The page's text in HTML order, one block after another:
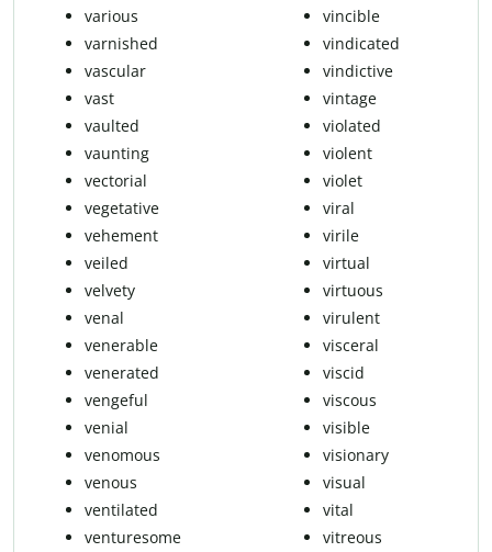
various
varnished
vascular
vast
vaulted
vaunting
vectorial
vegetative
vehement
veiled
velvety
venal
venerable
venerated
vengeful
venial
venomous
venous
ventilated
venturesome
vincible
vindicated
vindictive
vintage
violated
violent
violet
viral
virile
virtual
virtuous
virulent
visceral
viscid
viscous
visible
visionary
visual
vital
vitreous